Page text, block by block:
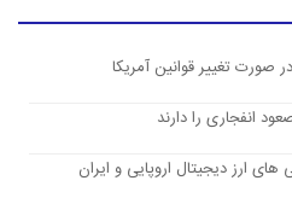
تغییر قوانین آمریکا
انفجاری را دارند
ارز دیجیتال اروپایی و ایران